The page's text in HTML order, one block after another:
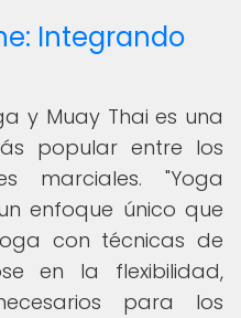
Integrando
y Muay Thai es una
popular entre los
marciales. "Yoga
enfoque único que
con técnicas de
en la flexibilidad,
para los